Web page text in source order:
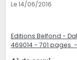
Le 14/06/2016
Editions Belfond -
469014 - 701 pages